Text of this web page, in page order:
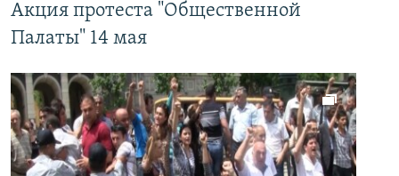
Акция протеста "Общественной
Палаты" 14 мая